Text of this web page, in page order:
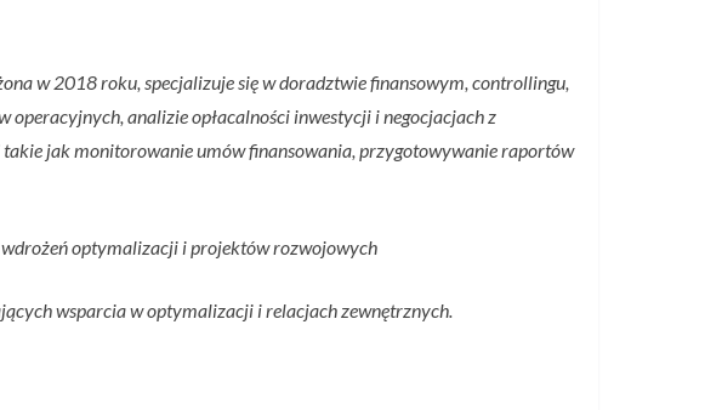
w 2018 roku, specjalizuje się w doradztwie finansowym, controllingu,
analizie opłacalności inwestycji i negocjacjach z
jak monitorowanie umów finansowania, przygotowywanie raportów
wdrożeń optymalizacji i projektów rozwojowych
wsparcia w optymalizacji i relacjach zewnętrznych.